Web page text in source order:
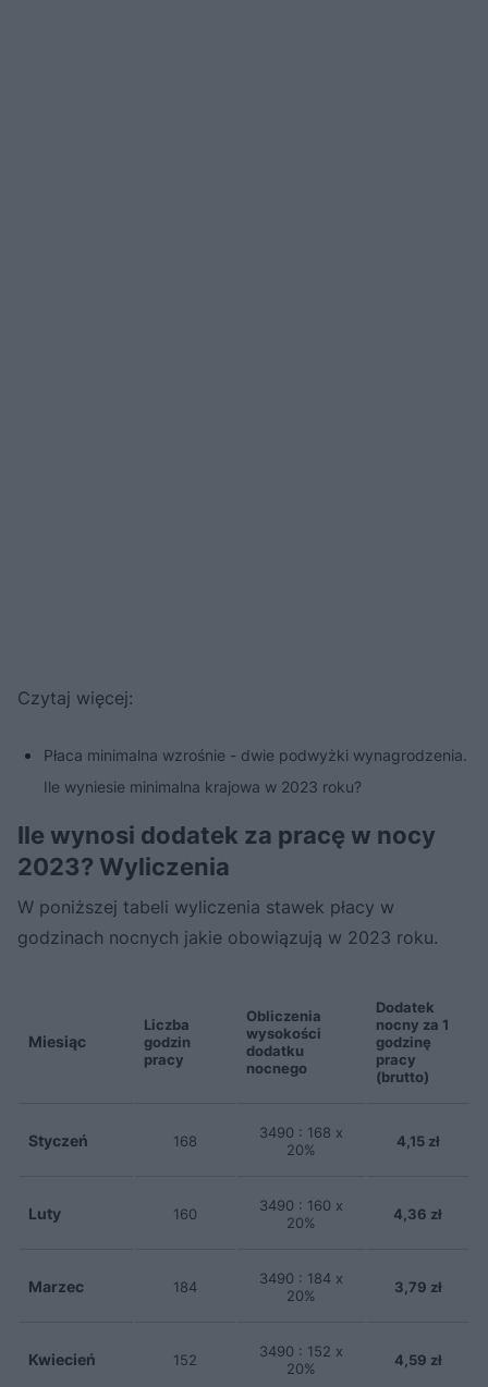
Czytaj więcej:
Płaca minimalna wzrośnie - dwie podwyżki wynagrodzenia.
Ile wyniesie minimalna krajowa w 2023 roku?
Ile wynosi dodatek za pracę w nocy
2023? Wyliczenia
W poniższej tabeli wyliczenia stawek płacy w
godzinach nocnych jakie obowiązują w 2023 roku.
Miesiąc
Liczba
godzin
pracy
Obliczenia
wysokości
dodatku
nocnego
Dodatek
nocny za 1
godzinę
pracy
(brutto)
Styczeń 168
3490 : 168 x
20%
4,15 zł
Luty 160
3490 : 160 x
20%
4,36 zł
Marzec 184
3490 : 184 x
20%
3,79 zł
Kwiecień 152
3490 : 152 x
20%
4,59 zł